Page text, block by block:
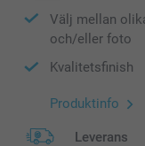
Välj mellan
och/eller foto
Kvalitetsfinish
Produktinfo
Leverans